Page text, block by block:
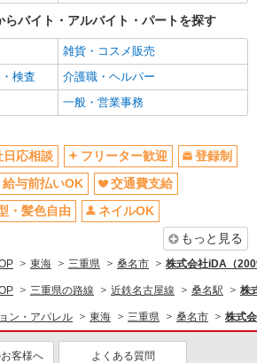
らバイト・アルバイト・パートを探す
雑貨・コスメ販売
検査
介護職・ヘルパー
一般・営業事務
日応相談 フリーター歓迎
登録制
給与前払いOK
交通費支給
・髪色自由
ネイルOK
もっと見る
東海 三重県 桑名市 株式会社iDA（
三重県の路線 近鉄名古屋線 桑名駅 株
ン・アパレル 東海 三重県 桑名市 株式
客様へ よくある質問